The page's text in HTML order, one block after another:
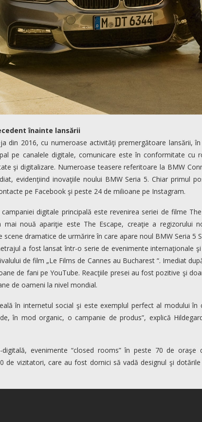
înainte lansării
din 2016, cu numeroase activităţi premergătoare lansării,
pe canalele digitale, comunicare este în conformitate cu
şi digitalizare. Numeroase teasere referitoare la BMW
evidenţiind inovaţiile noului BMW Seria 5. Chiar primul
pe Facebook şi peste 24 de milioane pe Instagram.
digitale principală este revenirea seriei de filme
nouă apariţie este The Escape, creaţie a regizorului
scene dramatice de urmărire în care apare noul BMW Seria 5
a fost lansat într-o serie de evenimente internaţionale
de film „Le Films de Cannes au Bucharest “. Imediat
de fani pe YouTube. Reacţiile presei au fost pozitive şi
de oameni la nivel mondial.
în internetul social şi este exemplul perfect al modului în
în mod organic, o campanie de produs”, explică
evenimente “closed rooms” în peste 70 de oraşe
de vizitatori, care au fost dornici să vadă designul şi